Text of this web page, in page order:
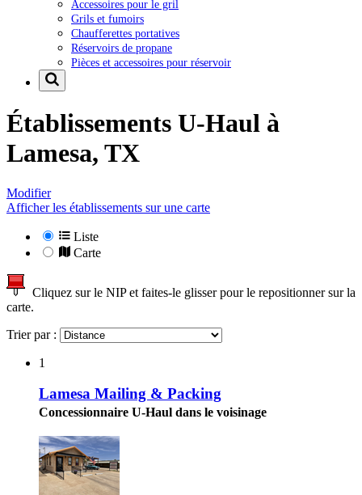
Accessoires pour le gril
Grils et fumoirs
Chaufferettes portatives
Réservoirs de propane
Pièces et accessoires pour réservoir
Établissements U-Haul à
Lamesa, TX
Modifier
Afficher les établissements sur une carte
Liste
Carte
Cliquez sur le NIP et faites-le glisser pour le repositionner sur la
carte.
Trier par :
1
Lamesa Mailing & Packing
Concessionnaire U-Haul dans le voisinage